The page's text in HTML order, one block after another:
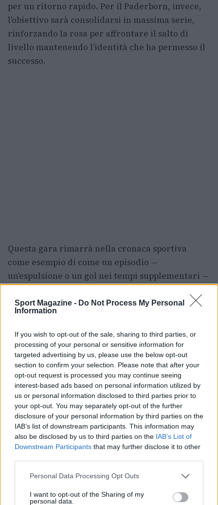
Sport Magazine - Do Not Process My Personal
Information
If you wish to opt-out of the sale, sharing to third parties, or
processing of your personal or sensitive information for
targeted advertising by us, please use the below opt-out
section to confirm your selection. Please note that after your
opt-out request is processed you may continue seeing
interest-based ads based on personal information utilized by
us or personal information disclosed to third parties prior to
your opt-out. You may separately opt-out of the further
disclosure of your personal information by third parties on the
IAB’s list of downstream participants. This information may
also be disclosed by us to third parties on the IAB’s List of
Downstream Participants that may further disclose it to other
Please note that this website/app uses one or more Google
not limited to your visit or usage behaviour. You may click to
Personal Data Processing Opt Outs
I want to opt-out of the Sharing of my
personal data.
per un ritorno rapido. Per il Paderborn, invece,
l’obiettivo sarà consolidarsi in massima serie,
rinforzando la rosa per affrontare il salto di
livello mantenendo l’identità che ha permesso il
successo.
Questa gara rimarrà nella cronaca sportiva
come esempio di come un episodio —
un’espulsione o un gol nei tempi supplementari —
cronologia degli eventi del 25 maggio 2026
sottolinea l’importanza degli equilibri mentali e
tattici in partite ad alta posta: fattori che ora
determineranno le scelte di mercato e i piani di
programmazione delle due società.
AUTORE
Francesca Lombardi
Francesca Lombardi, fiorentina, prese appunti
tecnici dal primo box di un circuito toscano e
da allora firma approfondimenti sui motori. In
redazione sostiene un approccio metodico
alle prove su pista, cura il format 'tecnica e
cronaca' e conserva i fogli di appunti del